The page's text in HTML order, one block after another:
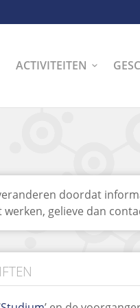
ACTIVITEITEN
doordat
gelieve dan